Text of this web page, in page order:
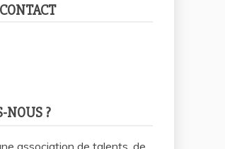
NOUS ?
association de talents, de